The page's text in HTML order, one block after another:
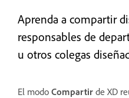
Aprenda a compartir
responsables de
u otros colegas
El modo Compartir de XD